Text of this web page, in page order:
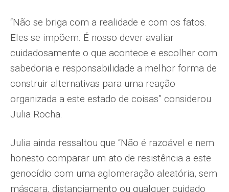
“Não se briga com a realidade e com os fatos.
Eles se impõem. É nosso dever avaliar
cuidadosamente o que acontece e escolher com
sabedoria e responsabilidade a melhor forma de
construir alternativas para uma reação
organizada a este estado de coisas” considerou
Julia Rocha.
Julia ainda ressaltou que “Não é razoável e nem
honesto comparar um ato de resistência a este
genocídio com uma aglomeração aleatória, sem
máscara, distanciamento ou qualquer cuidado